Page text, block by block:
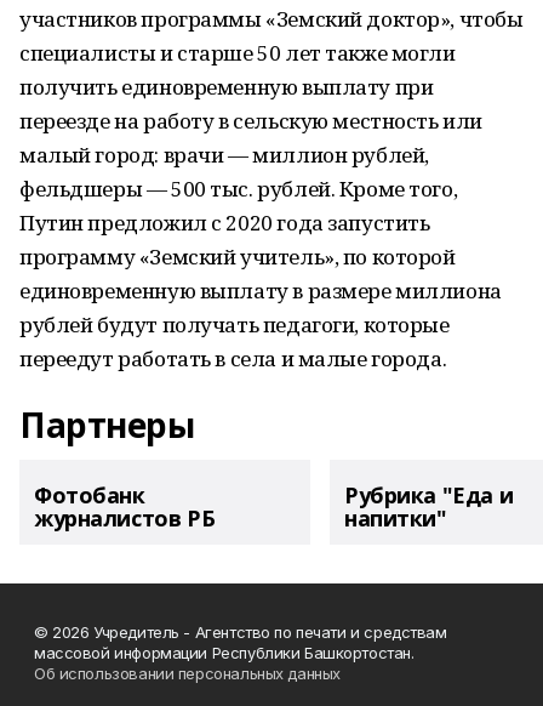
участников программы «Земский доктор», чтобы
специалисты и старше 50 лет также могли
получить единовременную выплату при
переезде на работу в сельскую местность или
малый город: врачи — миллион рублей,
фельдшеры — 500 тыс. рублей. Кроме того,
Путин предложил с 2020 года запустить
программу «Земский учитель», по которой
единовременную выплату в размере миллиона
рублей будут получать педагоги, которые
переедут работать в села и малые города.
Партнеры
Фотобанк
журналистов РБ
Рубрика "Еда и
напитки"
© 2026 Учредитель - Агентство по печати и средствам
массовой информации Республики Башкортостан.
Об использовании персональных данных